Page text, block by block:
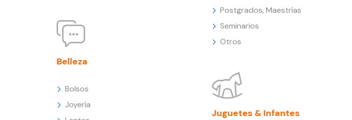
Belleza
Bolsos
Joyería
Postgrados, Maestrías
Seminarios
Otros
Juguetes & Infantes